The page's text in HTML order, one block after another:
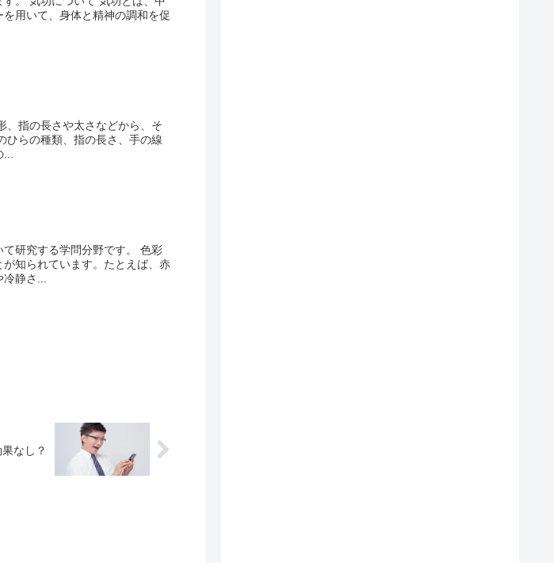
用いて、身体と精神の調和を促
究する学問分野です。 色彩
知られています。たとえば、赤
静さ...
なし？